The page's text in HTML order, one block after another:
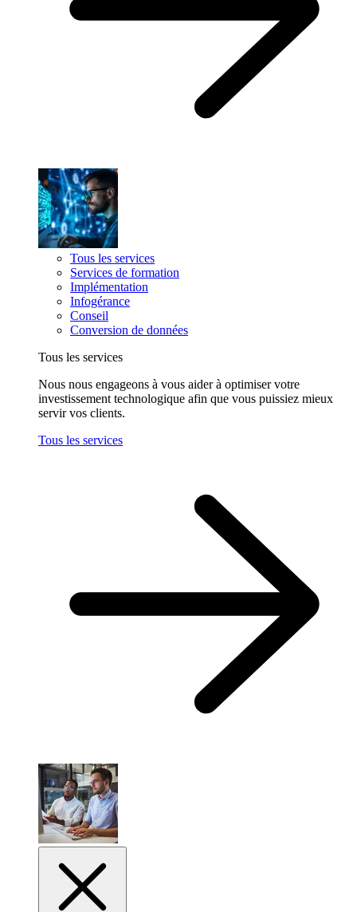
Tous les services
Services de formation
Implémentation
Infogérance
Conseil
Conversion de données
Tous les services
Nous nous engageons à vous aider à optimiser votre
investissement technologique afin que vous puissiez mieux
servir vos clients.
Tous les services